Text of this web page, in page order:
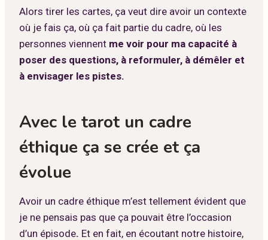
Alors tirer les cartes, ça veut dire avoir un contexte
où je fais ça, où ça fait partie du cadre, où les
personnes viennent me voir pour ma capacité à
poser des questions, à reformuler, à démêler et
à envisager les pistes.
Avec le tarot un cadre
éthique ça se crée et ça
évolue
Avoir un cadre éthique m’est tellement évident que
je ne pensais pas que ça pouvait être l’occasion
d’un épisode. Et en fait, en écoutant notre histoire,